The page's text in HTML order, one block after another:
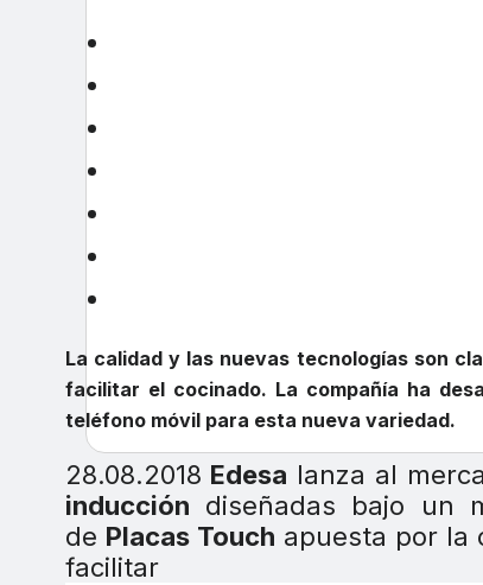
La calidad y las nuevas tecnologías son
facilitar el cocinado. La compañía ha
teléfono móvil para esta nueva variedad.
28.08.2018 Edesa lanza al
inducción diseñadas bajo un
de Placas Touch apuesta por la
facilitar